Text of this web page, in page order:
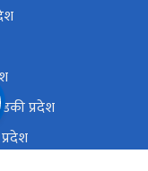
प्रदेश